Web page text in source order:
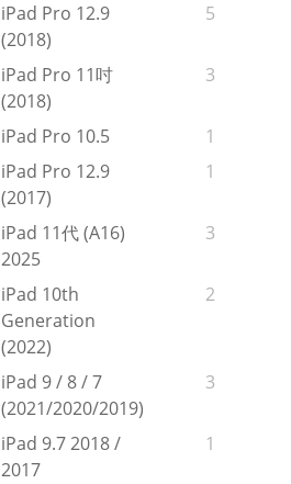
iPad Pro 12.9
(2018)
5
iPad Pro 11吋
(2018)
3
iPad Pro 10.5
1
iPad Pro 12.9
(2017)
1
iPad 11代 (A16)
2025
3
iPad 10th
Generation
(2022)
2
iPad 9 / 8 / 7
(2021/2020/2019)
3
iPad 9.7 2018 /
2017
1